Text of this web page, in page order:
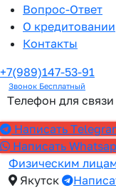
Вопрос-Ответ
О кредитовании
Контакты
+7(989)147-53-91
Звонок Бесплатный
Телефон для связи
Написать
Написать
Физическим
Якутск